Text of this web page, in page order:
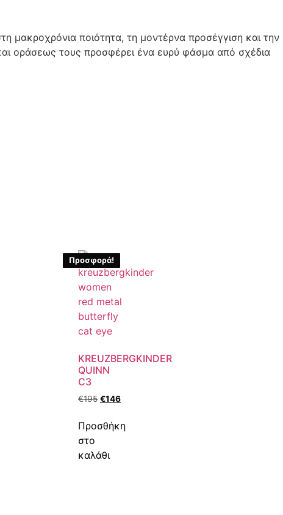
μακροχρόνια ποιότητα, τη μοντέρνα προσέγγιση και την
οράσεως τους προσφέρει ένα ευρύ φάσμα από σχέδια
Προσφορά!
KREUZBERGKINDER
QUINN
C3
€195 €146
Προσθήκη
στο
καλάθι